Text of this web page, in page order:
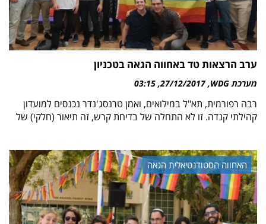
ערב הרצאות טד באחווה הגאה בטכניון
מערכת WDG 27/12/2017
03:15
רבה רפורמית, תא"ל במילואים, ואמן טרנסג'נדר נכנסים למועדון
קהילתי קנדה. זו לא התחלה של בדיחת קרש, זה תיאור (חלקי) של
האחווה הסטודנטיאלית הגאה